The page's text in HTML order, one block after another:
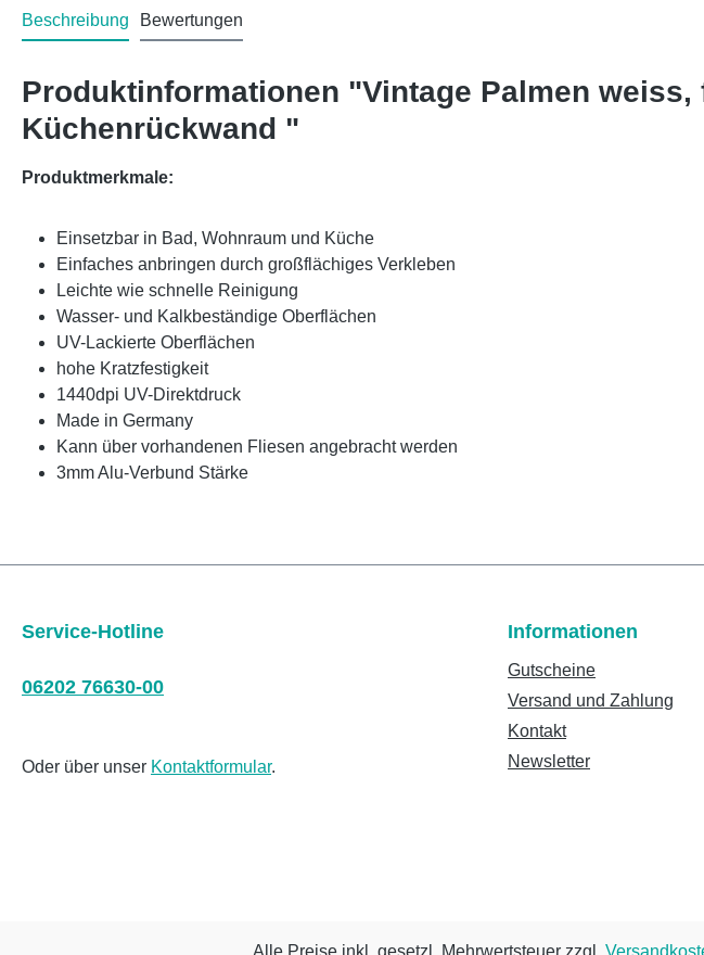
Beschreibung Bewertungen
Produktinformationen "Vintage Palmen
Küchenrückwand "
Produktmerkmale:
Einsetzbar in Bad, Wohnraum und Küche
Einfaches anbringen durch großflächiges Verkleben
Leichte wie schnelle Reinigung
Wasser- und Kalkbeständige Oberflächen
UV-Lackierte Oberflächen
hohe Kratzfestigkeit
1440dpi UV-Direktdruck
Made in Germany
Kann über vorhandenen Fliesen angebracht werden
3mm Alu-Verbund Stärke
Service-Hotline
06202 76630-00
Oder über unser Kontaktformular.
Informationen
Gutscheine
Versand und Zahlung
Kontakt
Newsletter
Alle Preise inkl. gesetzl. Mehrwertsteuer zzgl.